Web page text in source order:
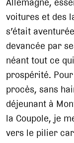
voitures et des
s’était
devancée par
néant tout ce
prospérité.
procès, sans
déjeunant à
la Coupole, je
vers le pilier